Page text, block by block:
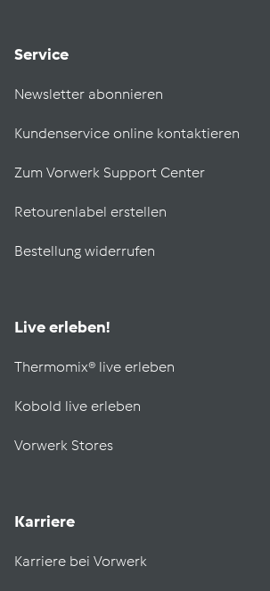
Service
Newsletter abonnieren
Kundenservice online kontaktieren
Zum Vorwerk Support Center
Retourenlabel erstellen
Bestellung widerrufen
Live erleben!
Thermomix® live erleben
Kobold live erleben
Vorwerk Stores
Karriere
Karriere bei Vorwerk